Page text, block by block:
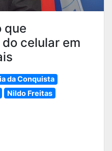
que
celular em
da Conquista
Nildo Freitas